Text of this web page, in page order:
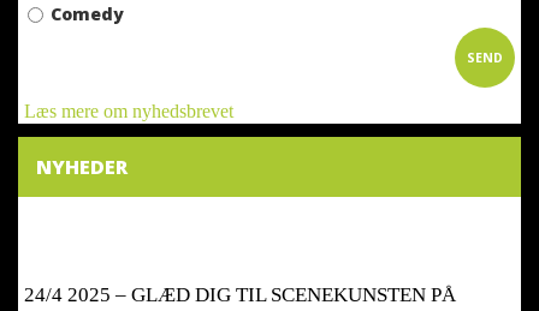
Comedy
Læs mere om nyhedsbrevet
NYHEDER
24/4 2025 – GLÆD DIG TIL SCENEKUNSTEN PÅ